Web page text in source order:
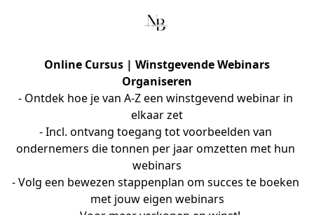
Online Cursus | Winstgevende Webinars
Organiseren
- Ontdek hoe je van A-Z een winstgevend webinar in
elkaar zet
- Incl. ontvang toegang tot voorbeelden van
ondernemers die tonnen per jaar omzetten met hun
webinars
- Volg een bewezen stappenplan om succes te boeken
met jouw eigen webinars